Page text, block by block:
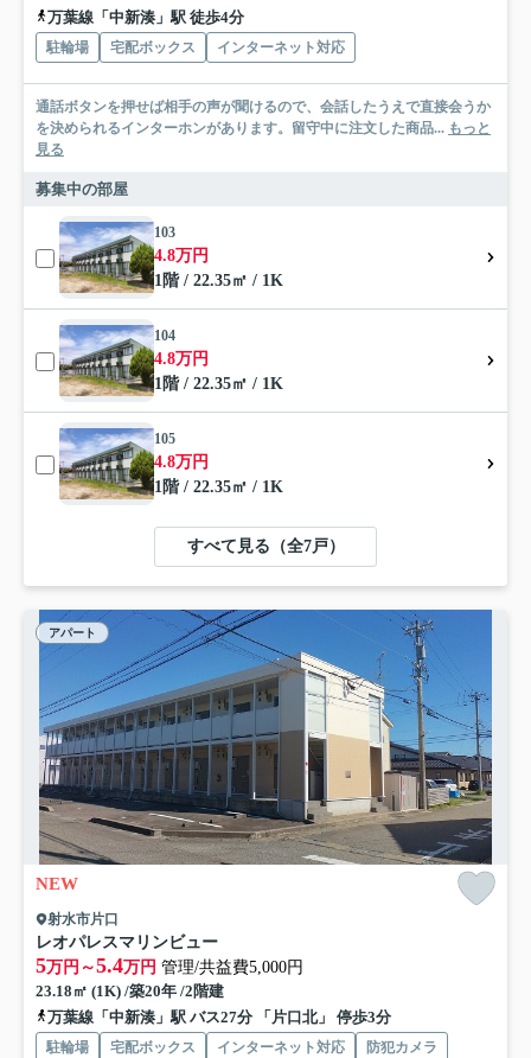
万葉線「中新湊」駅 徒歩4分
駐輪場 宅配ボックス インターネット対応
通話ボタンを押せば相手の声が聞けるので、会話したうえで直接会うか
を決められるインターホンがあります。留守中に注文した商品... もっと
見る
募集中の部屋
103
4.8万円
1階 / 22.35㎡ / 1K
104
4.8万円
1階 / 22.35㎡ / 1K
105
4.8万円
1階 / 22.35㎡ / 1K
すべて見る（全7戸）
アパート
NEW
射水市片口
レオパレスマリンビュー
5万円～5.4万円 管理/共益費5,000円
23.18㎡ (1K) /築20年 /2階建
万葉線「中新湊」駅 バス27分 「片口北」 停歩3分
駐輪場 宅配ボックス インターネット対応 防犯カメラ